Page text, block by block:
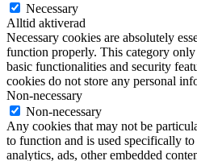
Necessary
Alltid aktiverad
Necessary cookies are absolutely
function properly. This category
basic functionalities and security
cookies do not store any personal
Non-necessary
Non-necessary
Any cookies that may not be
to function and is used specifically
analytics, ads, other embedded